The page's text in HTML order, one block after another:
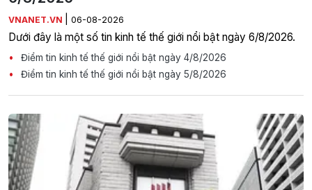
VNANET.VN 06-08-2026
Dưới đây là một số tin kinh tế thế giới nổi bật ngày 6/8/2026.
Điểm tin kinh tế thế giới nổi bật ngày 4/8/2026
Điểm tin kinh tế thế giới nổi bật ngày 5/8/2026